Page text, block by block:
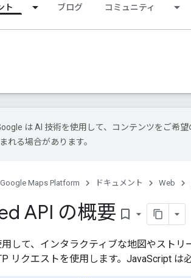
ト ブログ コミュニティ
は AI 技術を使用して、コンテンツをご希
れる場合があります。
Google Maps Platform ドキュメント Web
API の概要 bookmark_border
して、インタラクティブな地図やスト
リクエストを使用します。JavaScript は